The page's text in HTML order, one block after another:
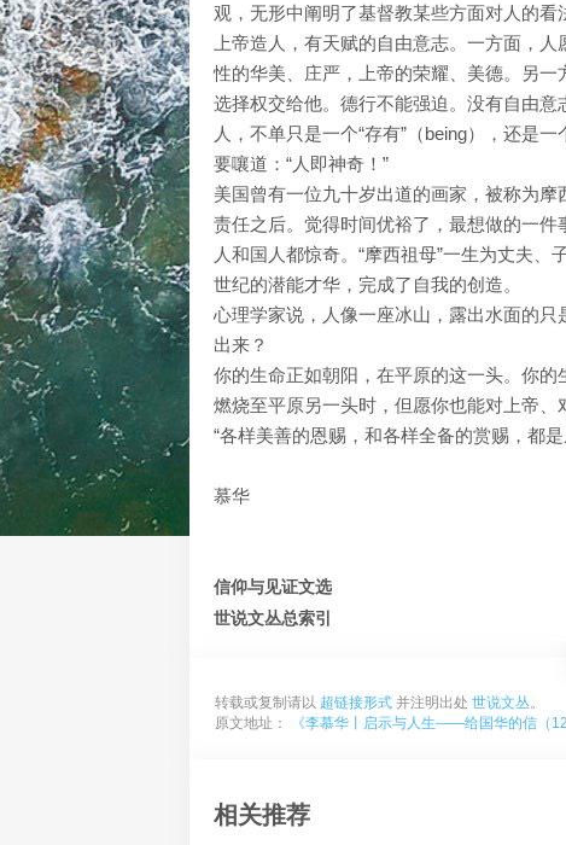
观，无形中阐明了基督教某些方面对人的看
上帝造人，有天赋的自由意志。一方面，
性的华美、庄严，上帝的荣耀、美德。另
选择权交给他。德行不能强迫。没有自由意
人，不单只是一个“存有”（being），还是
要嚷道：“人即神奇！”
美国曾有一位九十岁出道的画家，被称为
责任之后。觉得时间优裕了，最想做的一
人和国人都惊奇。“摩西祖母”一生为丈夫
世纪的潜能才华，完成了自我的创造。
心理学家说，人像一座冰山，露出水面的
出来？
你的生命正如朝阳，在平原的这一头。你
燃烧至平原另一头时，但愿你也能对上帝、
“各样美善的恩赐，和各样全备的赏赐，都
慕华
信仰与见证文选
世说文丛总索引
转载或复制请以 超链接形式 并注明出处 世说文丛。
原文地址：
《李慕华丨启示与人生——给国华的信（12
相关推荐